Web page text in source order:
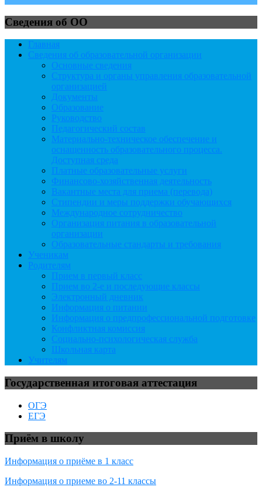
Сведения об ОО
Главная
Сведения об образовательной организации
Основные сведения
Структура и органы управления образовательной
организацией
Документы
Образование
Руководство
Педагогический состав
Материально-техническое обеспечение и
оснащенность образовательного процесса.
Доступная среда
Платные образовательные услуги
Финансово-хозяйственная деятельность
Вакантные места для приема (перевода)
Стипендии и меры поддержки обучающихся
Международное сотрудничество
Организация питания в образовательной
организации
Образовательные стандарты и требования
Ученикам
Родителям
Прием в первый класс
Прием во 2-е и последующие классы
Электронный дневник
Информация о питании
Информация о предпрофессиональной подготовке
Конфликтная комиссия
Социально-психологическая служба
Школьная карта
Учителям
Государственная итоговая аттестация
ОГЭ
ЕГЭ
Приём в школу
Информация о приёме в 1 класс
Информация о приеме во 2-11 классы